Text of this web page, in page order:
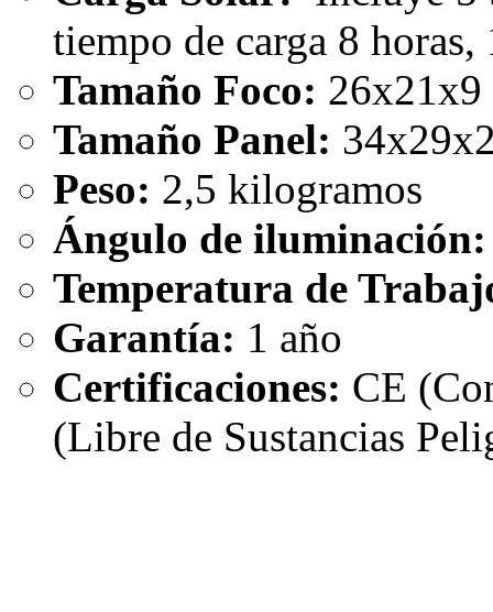
tiempo de carga 8
Tamaño Foco: 26x21x9
Tamaño Panel:
Peso: 2,5 kilogramos
Ángulo de iluminación:
Temperatura de
Garantía: 1 año
Certificaciones: CE
(Libre de Sustancias